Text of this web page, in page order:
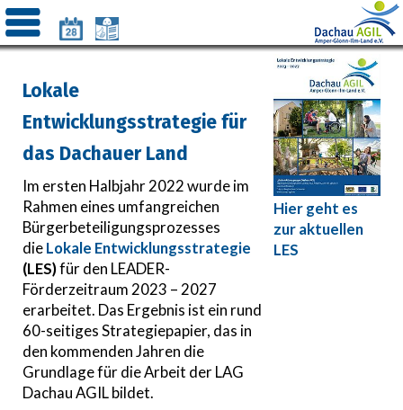
Hier geht es
zur aktuellen
LES
Lokale
Entwicklungsstrategie für
das Dachauer Land
Im ersten Halbjahr 2022 wurde im
Rahmen eines umfangreichen
Bürgerbeteiligungsprozesses
dieLokale Entwicklungsstrategie
(LES)für den LEADER-
Förderzeitraum 2023 – 2027
erarbeitet. Das Ergebnis ist ein rund
60-seitiges Strategiepapier, das in
den kommenden Jahren die
Grundlage für die Arbeit der LAG
Dachau AGIL bildet.